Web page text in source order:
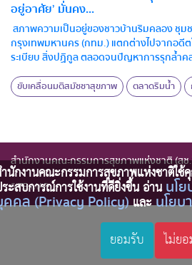
นักงานคณะกรรมการสุขภาพแห่งชาติใช้
ะสบการณ์การใช้งานที่ดียิ่งขึ้น อ่านนโ
คล (Privacy Policy)และนโยบ
ยอมรับ ไม่ย
อยู่อาศัย’ มั่นคง...
สภาพความเป็นอยู่ของชาวบ้านริมคลอง ชุ
กรุงเทพมหานคร (กทม.) แตกต่างไปจากอดีตโ
ระเบียบ สิ่งปฏิกูล ตลอดจนปัญหาการรุกล้ำ
ขับเคลื่อนมติสมัชชาสุขภาพ ตลาดริมน้ำ
สำนักงานคณะกรรมการสุขภาพแห่งชาติ (ส
SITE MAP